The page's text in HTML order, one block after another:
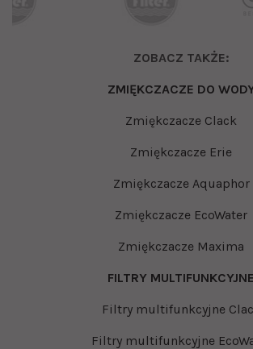
ZOBACZ TAKŻE:
ZMIĘKCZACZE DO
Zmiękczacze Clack
Zmiękczacze Erie
Zmiękczacze Aquaphor
Zmiękczacze EcoWater
Zmiękczacze Maxima
FILTRY MULTIFUNKCYJNE
Filtry multifunkcyjne
Filtry multifunkcyjne